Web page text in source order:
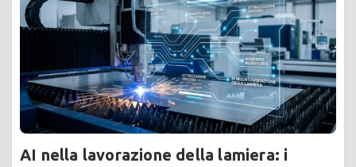
AI nella lavorazione della lamiera: i